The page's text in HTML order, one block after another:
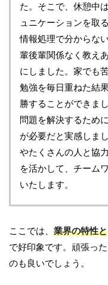
た。そこで、休憩中
ュニケーションを取
情報処理で分からな
輩後輩関係なく教え
にしました。家でも
勉強を毎日重ねた結
勝することができまし
問題を解決するため
が必要だと実感しま
やたくさんの人と協
を活かして、チーム
いたします。
ここでは、 業界の特性
で好印象です。頑張っ
のも良いでしょう。